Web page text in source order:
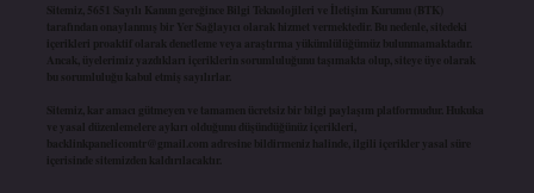
Sitemiz, 5651 Sayılı Kanun gereğince Bilgi Teknolojileri ve İletişim Kurumu (BTK)
tarafından onaylanmış bir Yer Sağlayıcı olarak hizmet vermektedir. Bu nedenle, sitedeki
içerikleri proaktif olarak denetleme veya araştırma yükümlülüğümüz bulunmamaktadır.
Ancak, üyelerimiz yazdıkları içeriklerin sorumluluğunu taşımakta olup, siteye üye olarak
bu sorumluluğu kabul etmiş sayılırlar.
Sitemiz, kar amacı gütmeyen ve tamamen ücretsiz bir bilgi paylaşım platformudur. Hukuka
ve yasal düzenlemelere aykırı olduğunu düşündüğünüz içerikleri,
backlinkpanelicomtr@gmail.com adresine bildirmeniz halinde, ilgili içerikler yasal süre
içerisinde sitemizden kaldırılacaktır.